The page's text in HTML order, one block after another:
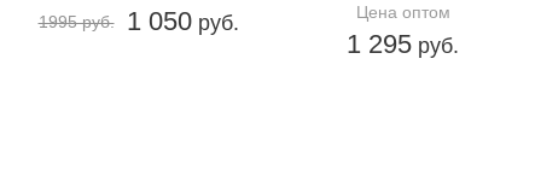
1995 руб.
1 050руб.
Цена оптом
1 295 руб.